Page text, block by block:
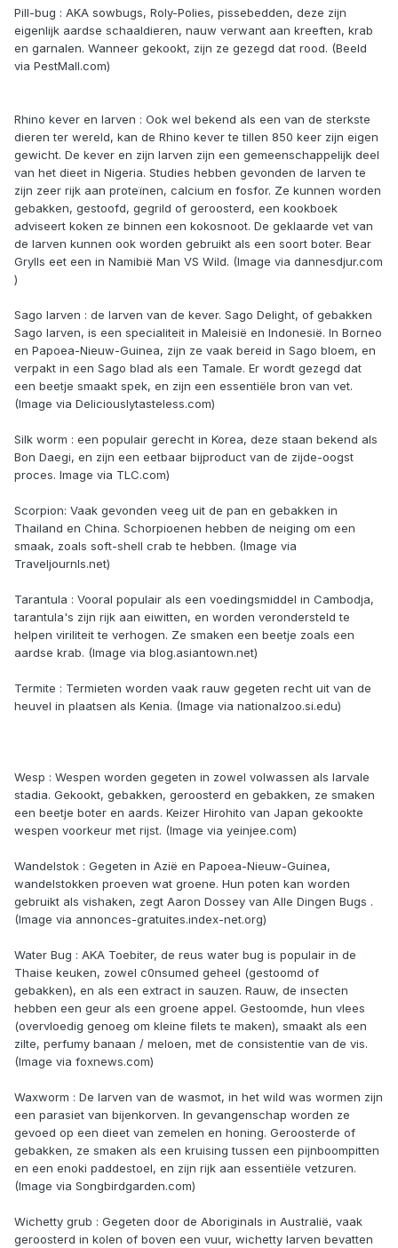
Pill-bug : AKA sowbugs, Roly-Polies, pissebedden, deze zijn
eigenlijk aardse schaaldieren, nauw verwant aan kreeften, krab
en garnalen. Wanneer gekookt, zijn ze gezegd dat rood. (Beeld
via PestMall.com)
Rhino kever en larven : Ook wel bekend als een van de sterkste
dieren ter wereld, kan de Rhino kever te tillen 850 keer zijn eigen
gewicht. De kever en zijn larven zijn een gemeenschappelijk deel
van het dieet in Nigeria. Studies hebben gevonden de larven te
zijn zeer rijk aan proteïnen, calcium en fosfor. Ze kunnen worden
gebakken, gestoofd, gegrild of geroosterd, een kookboek
adviseert koken ze binnen een kokosnoot. De geklaarde vet van
de larven kunnen ook worden gebruikt als een soort boter. Bear
Grylls eet een in Namibië Man VS Wild. (Image via dannesdjur.com
)
Sago larven : de larven van de kever. Sago Delight, of gebakken
Sago larven, is een specialiteit in Maleisië en Indonesië. In Borneo
en Papoea-Nieuw-Guinea, zijn ze vaak bereid in Sago bloem, en
verpakt in een Sago blad als een Tamale. Er wordt gezegd dat
een beetje smaakt spek, en zijn een essentiële bron van vet.
(Image via Deliciouslytasteless.com)
Silk worm : een populair gerecht in Korea, deze staan ​​bekend als
Bon Daegi, en zijn een eetbaar bijproduct van de zijde-oogst
proces. Image via TLC.com)
Scorpion: Vaak gevonden veeg uit de pan en gebakken in
Thailand en China. Schorpioenen hebben de neiging om een
smaak, zoals soft-shell crab te hebben. (Image via
Traveljournls.net)
Tarantula : Vooral populair als een voedingsmiddel in Cambodja,
tarantula's zijn rijk aan eiwitten, en worden verondersteld te
helpen viriliteit te verhogen. Ze smaken een beetje zoals een
aardse krab. (Image via blog.asiantown.net)
Termite : Termieten worden vaak rauw gegeten recht uit van de
heuvel in plaatsen als Kenia. (Image via nationalzoo.si.edu)
Wesp : Wespen worden gegeten in zowel volwassen als larvale
stadia. Gekookt, gebakken, geroosterd en gebakken, ze smaken
een beetje boter en aards. Keizer Hirohito van Japan gekookte
wespen voorkeur met rijst. (Image via yeinjee.com)
Wandelstok : Gegeten in Azië en Papoea-Nieuw-Guinea,
wandelstokken proeven wat groene. Hun poten kan worden
gebruikt als vishaken, zegt Aaron Dossey van Alle Dingen Bugs .
(Image via annonces-gratuites.index-net.org)
Water Bug : AKA Toebiter, de reus water bug is populair in de
Thaise keuken, zowel c0nsumed geheel (gestoomd of
gebakken), en als een extract in sauzen. Rauw, de insecten
hebben een geur als een groene appel. Gestoomde, hun vlees
(overvloedig genoeg om kleine filets te maken), smaakt als een
zilte, perfumy banaan / meloen, met de consistentie van de vis.
(Image via foxnews.com)
Waxworm : De larven van de wasmot, in het wild was wormen zijn
een parasiet van bijenkorven. In gevangenschap worden ze
gevoed op een dieet van zemelen en honing. Geroosterde of
gebakken, ze smaken als een kruising tussen een pijnboompitten
en een enoki paddestoel, en zijn rijk aan essentiële vetzuren.
(Image via Songbirdgarden.com)
Wichetty grub : Gegeten door de Aboriginals in Australië, vaak
geroosterd in kolen of boven een vuur, wichetty larven bevatten